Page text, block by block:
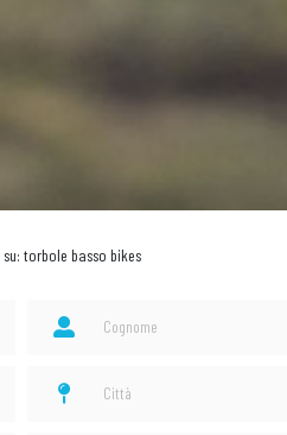
torbole basso bikes